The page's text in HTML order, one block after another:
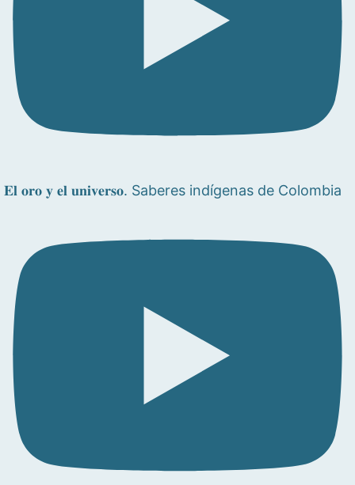
𝐄𝐥 𝐨𝐫𝐨 𝐲 𝐞𝐥 𝐮𝐧𝐢𝐯𝐞𝐫𝐬𝐨. Saberes indígenas de Colombia